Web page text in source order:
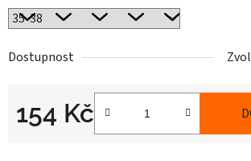
Dostupnost
154 Kč